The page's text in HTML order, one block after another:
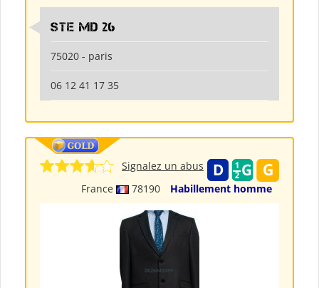
Ste md 26
75020 - paris
06 12 41 17 35
France 78190 Habillement homme
Signalez un abus